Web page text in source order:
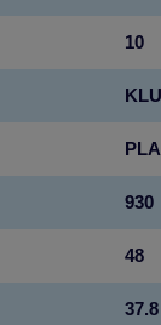
10
930
48
37.8